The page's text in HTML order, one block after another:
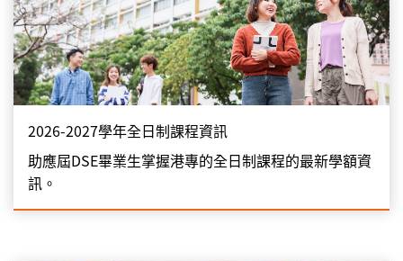
2026-2027學年全日制課程資訊
助應屆DSE畢業生掌握港專的全日制課程的最新學額資
訊。